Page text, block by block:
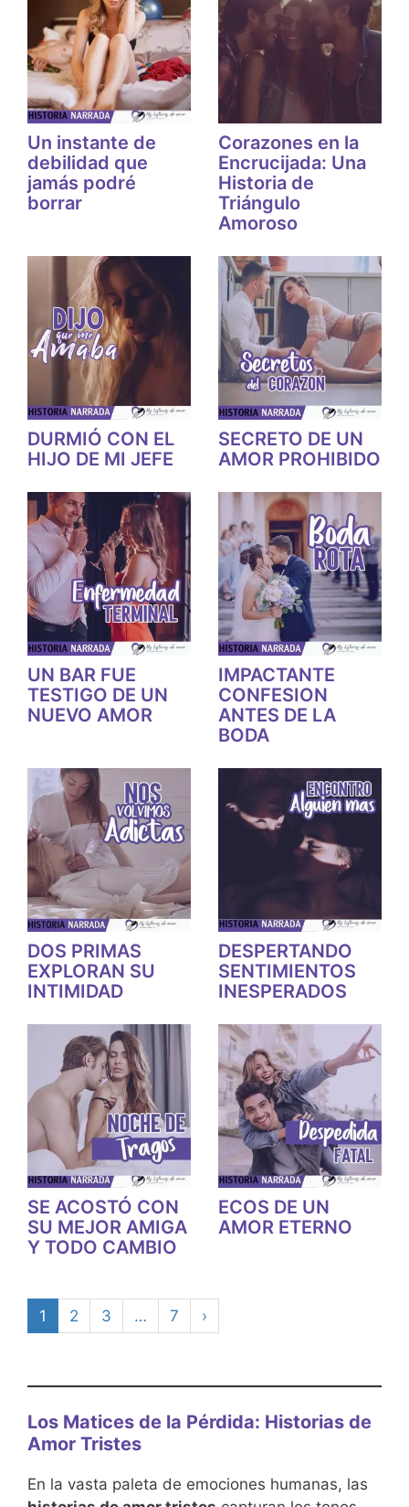
Un instante de
debilidad que
jamás podré
borrar
Corazones en la
Encrucijada: Una
Historia de
Triángulo
Amoroso
DURMIÓ CON EL
HIJO DE MI JEFE
SECRETO DE UN
AMOR PROHIBIDO
UN BAR FUE
TESTIGO DE UN
NUEVO AMOR
IMPACTANTE
CONFESION
ANTES DE LA
BODA
DOS PRIMAS
EXPLORAN SU
INTIMIDAD
DESPERTANDO
SENTIMIENTOS
INESPERADOS
SE ACOSTÓ CON
SU MEJOR AMIGA
Y TODO CAMBIO
ECOS DE UN
AMOR ETERNO
1 2 3 … 7 ›
Los Matices de la Pérdida: Historias de
Amor Tristes
En la vasta paleta de emociones humanas, las